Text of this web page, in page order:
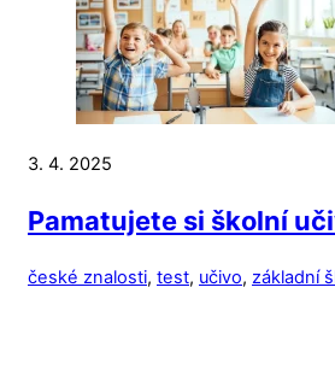
3. 4. 2025
Pamatujete si školní
české znalosti, test, učivo, základní